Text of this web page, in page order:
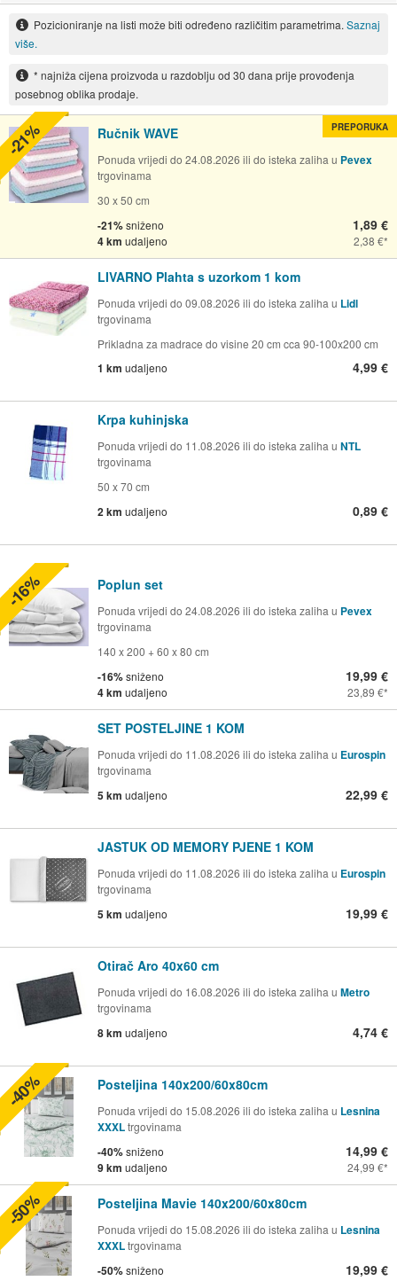
Pozicioniranje na listi može biti određeno različitim parametrima. Saznaj
više.
* najniža cijena proizvoda u razdoblju od 30 dana prije provođenja
posebnog oblika prodaje.
Ručnik WAVE
Ponuda vrijedi do 24.08.2026 ili do isteka zaliha u Pevex
trgovinama
30 x 50 cm
-21%sniženo
4 km udaljeno
1,89 €
2,38 €
PREPORUKA
-21%
LIVARNO Plahta s uzorkom 1 kom
Ponuda vrijedi do 09.08.2026 ili do isteka zaliha u Lidl
trgovinama
Prikladna za madrace do visine 20 cm cca 90-100x200 cm
1 km udaljeno 4,99 €
Krpa kuhinjska
Ponuda vrijedi do 11.08.2026 ili do isteka zaliha u NTL
trgovinama
50 x 70 cm
2 km udaljeno 0,89 €
Poplun set
Ponuda vrijedi do 24.08.2026 ili do isteka zaliha u Pevex
trgovinama
140 x 200 + 60 x 80 cm
-16%sniženo
4 km udaljeno
19,99 €
23,89 €
-16%
SET POSTELJINE 1 KOM
Ponuda vrijedi do 11.08.2026 ili do isteka zaliha u Eurospin
trgovinama
5 km udaljeno 22,99 €
JASTUK OD MEMORY PJENE 1 KOM
Ponuda vrijedi do 11.08.2026 ili do isteka zaliha u Eurospin
trgovinama
5 km udaljeno 19,99 €
Otirač Aro 40x60 cm
Ponuda vrijedi do 16.08.2026 ili do isteka zaliha u Metro
trgovinama
8 km udaljeno 4,74 €
Posteljina 140x200/60x80cm
Ponuda vrijedi do 15.08.2026 ili do isteka zaliha u Lesnina
XXXLtrgovinama
-40%sniženo
9 km udaljeno
14,99 €
24,99 €
-40%
Posteljina Mavie 140x200/60x80cm
Ponuda vrijedi do 15.08.2026 ili do isteka zaliha u Lesnina
XXXLtrgovinama
-50%sniženo 19,99 €
-50%